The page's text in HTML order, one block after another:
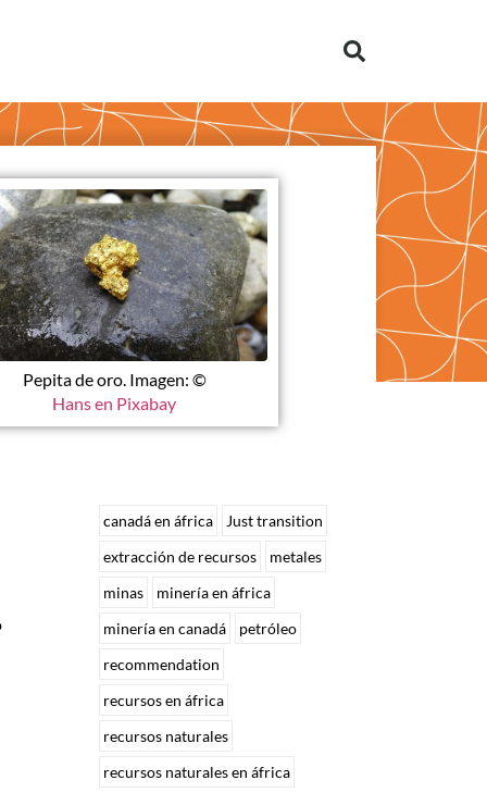
Pepita de oro. Imagen: ©
Hans en Pixabay
canadá en áfrica
Just transition
extracción de recursos
metales
minas
minería en áfrica
minería en canadá
petróleo
recommendation
recursos en áfrica
recursos naturales
recursos naturales en áfrica